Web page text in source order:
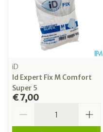
iD
Id Expert Fix M Comfort
Super 5
€ 7,00